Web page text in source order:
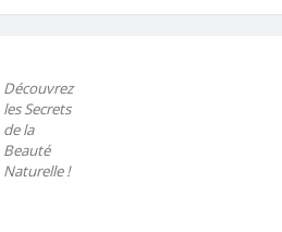
Découvrez
les Secrets
de la
Beauté
Naturelle !